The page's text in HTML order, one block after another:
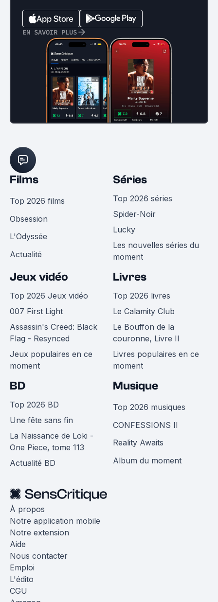
EN SAVOIR PLUS
Films
Top 2026 films
Obsession
L'Odyssée
Actualité
Séries
Top 2026 séries
Spider-Noir
Lucky
Les nouvelles séries du
moment
Jeux vidéo
Top 2026 Jeux vidéo
007 First Light
Assassin's Creed: Black
Flag - Resynced
Jeux populaires en ce
moment
Livres
Top 2026 livres
Le Calamity Club
Le Bouffon de la
couronne, Livre II
Livres populaires en ce
moment
BD
Top 2026 BD
Une fête sans fin
La Naissance de Loki -
One Piece, tome 113
Actualité BD
Musique
Top 2026 musiques
CONFESSIONS II
Reality Awaits
Album du moment
À propos
Notre application mobile
Notre extension
Aide
Nous contacter
Emploi
L'édito
CGU